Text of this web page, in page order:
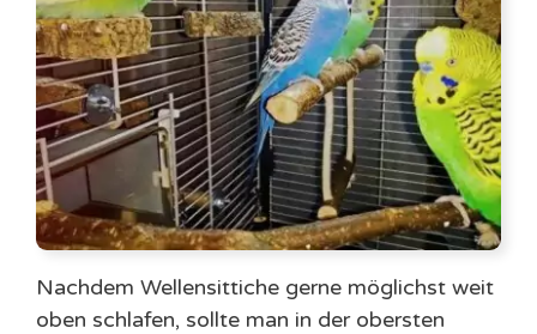
Nachdem Wellensittiche gerne möglichst weit
oben schlafen, sollte man in der obersten